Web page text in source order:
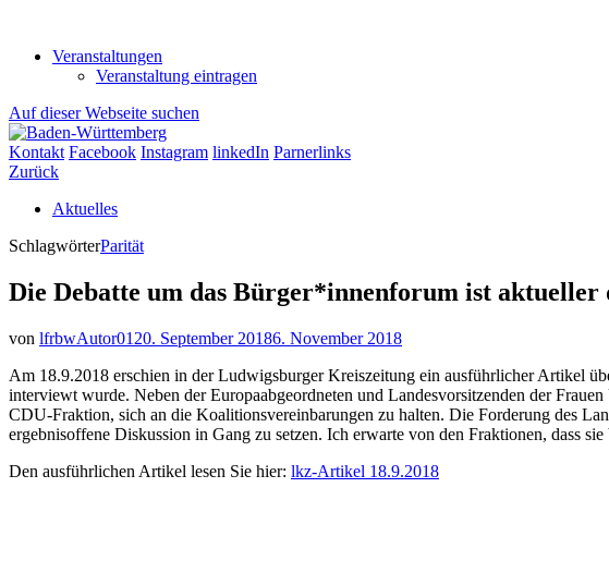
Veranstaltungen
Veranstaltung eintragen
Auf dieser Webseite suchen
Kontakt Facebook Instagram linkedIn Parnerlinks
Zurück
Aktuelles
SchlagwörterParität
Die Debatte um das Bürger*innenforum ist aktueller
von lfrbwAutor01 20. September 20186. November 2018
Am 18.9.2018 erschien in der Ludwigsburger Kreiszeitung ein ausführlicher Artikel
interviewt wurde. Neben der Europaabgeordneten und Landesvorsitzenden der
CDU-Fraktion, sich an die Koalitionsvereinbarungen zu halten. Die Forderung des
ergebnisoffene Diskussion in Gang zu setzen. Ich erwarte von den Fraktionen, dass
Den ausführlichen Artikel lesen Sie hier: lkz-Artikel 18.9.2018